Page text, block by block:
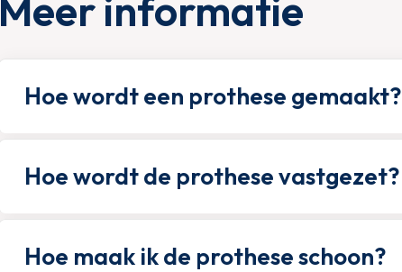
Meer informatie
Hoe wordt een prothese gemaakt?
Hoe wordt de prothese vastgezet?
Hoe maak ik de prothese schoon?